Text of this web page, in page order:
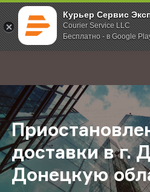
Курьер Сервис
Courier Service LLC
Бесплатно - в Google
; Главная О компании Новости
доставки в г.
Донецкую